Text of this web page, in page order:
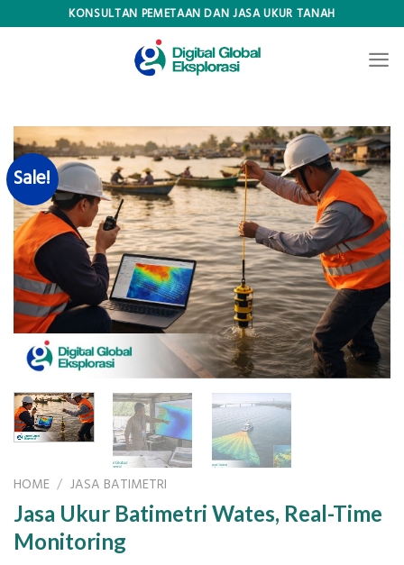
KONSULTAN PEMETAAN DAN JASA UKUR TANAH
Sale!
HOME / JASA BATIMETRI
Jasa Ukur Batimetri Wates, Real-Time
Monitoring